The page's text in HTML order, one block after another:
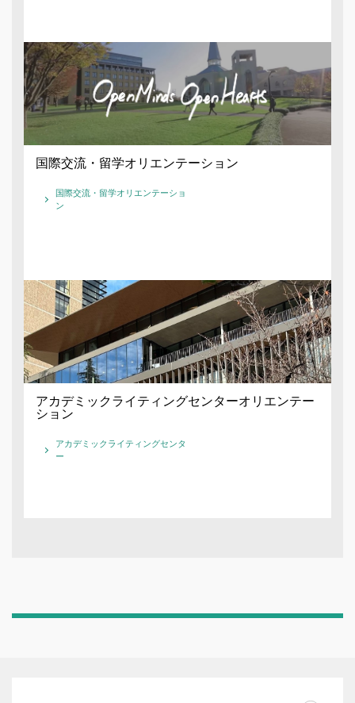
国際交流・留学オリエンテーション
国際交流・留学オリエンテーショ
ン
アカデミックライティングセンターオリエンテー
ション
アカデミックライティングセンタ
ー